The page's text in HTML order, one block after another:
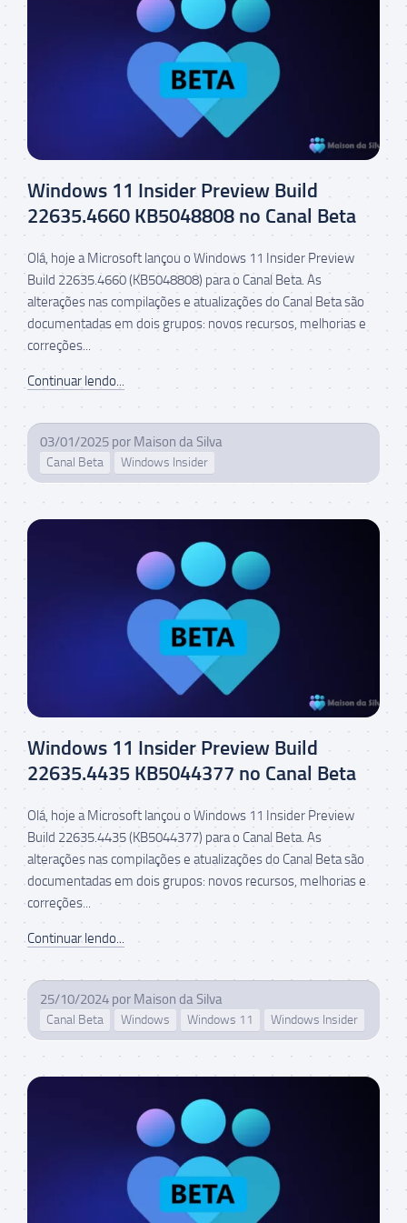
Windows 11 Insider Preview Build
22635.4660 KB5048808 no Canal Beta
Olá, hoje a Microsoft lançou o Windows 11 Insider Preview
Build 22635.4660 (KB5048808) para o Canal Beta. As
alterações nas compilações e atualizações do Canal Beta são
documentadas em dois grupos: novos recursos, melhorias e
correções...
Continuar lendo...
03/01/2025 por Maison da Silva
Canal Beta Windows Insider
Windows 11 Insider Preview Build
22635.4435 KB5044377 no Canal Beta
Olá, hoje a Microsoft lançou o Windows 11 Insider Preview
Build 22635.4435 (KB5044377) para o Canal Beta. As
alterações nas compilações e atualizações do Canal Beta são
documentadas em dois grupos: novos recursos, melhorias e
correções...
Continuar lendo...
25/10/2024 por Maison da Silva
Canal Beta Windows Windows 11 Windows Insider